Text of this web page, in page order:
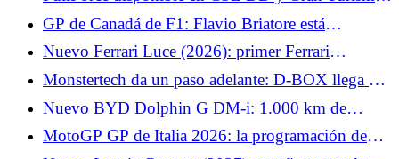
Colapinto
DD Pro de Fanatec.
GP de Canadá de F1: Flavio Briatore está
encantado, quiere que Alpine lo haga aún mejor
Nuevo Ferrari Luce (2026): primer Ferrari
eléctrico, 5 plazas y un diseño divisivo
Monstertech da un paso adelante: D-BOX llega a
las cabinas de mando de MTS.
Nuevo BYD Dolphin G DM-i: 1.000 km de
autonomía acumulada para este exclusivo coche
urbano híbrido enchufable
MotoGP GP de Italia 2026: la programación de
TV y horarios del fin de semana, sin Johann Zarco